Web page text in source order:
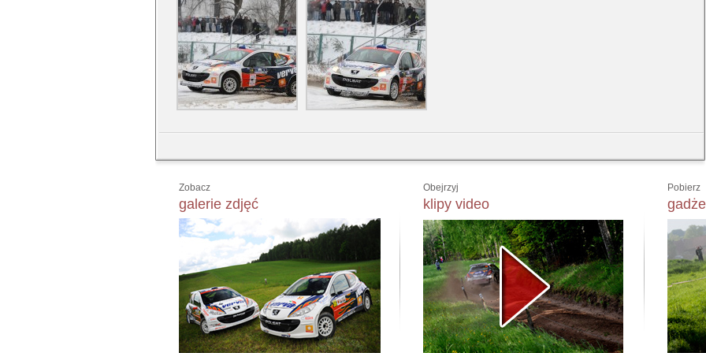
Zobacz
galerie zdjęć
Obejrzyj
klipy video
Pobierz